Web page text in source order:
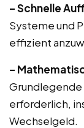
– Schnelle
Systeme und
effizient
–
erforderlich,
Wechselgeld.